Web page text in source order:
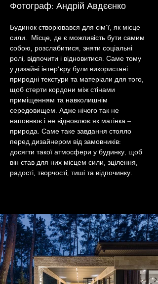
Фотограф: Андрій Авдєєнко
Будинок створювався для сім’ї, як місце
сили.  Місце, де є можливість бути самим
собою, розслабитися, зняти соціальні
ролі, відпочити і відновитися. Саме тому
у дизайні інтер’єру були використані
природні текстури та матеріали для того,
щоб стерти кордони між стінами
приміщенням та навколишнім
середовищем. Адже нічого так не
наповнює і не відновлює як матінка –
природа. Саме таке завдання стояло
перед дизайнером від замовників:
досягти такої атмосфери у будинку, щоб
він став для них місцем сили, зцілення,
радості, творчості, тиші та відпочинку.